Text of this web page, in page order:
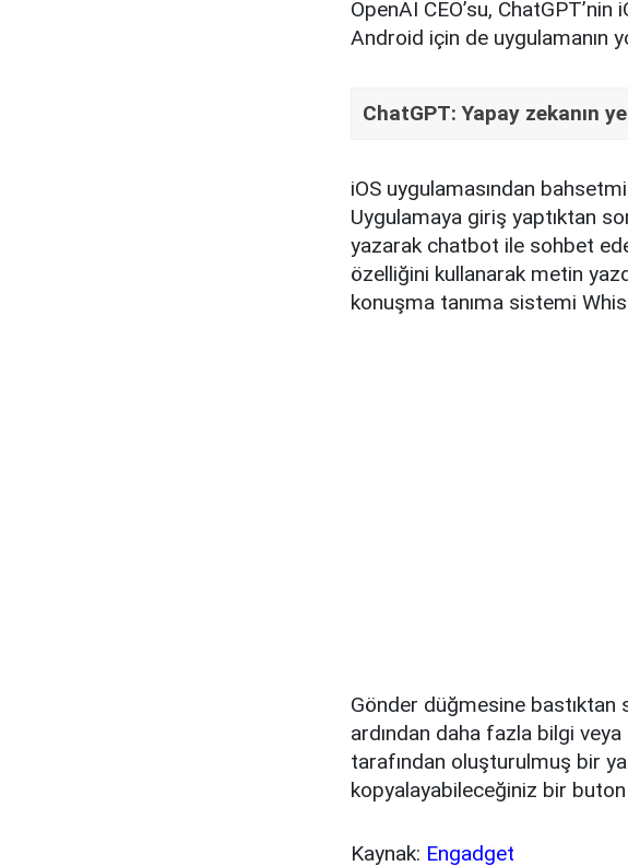
OpenAI CEO’su, ChatGPT’nin
Android için de uygulamanın
ChatGPT: Yapay zekanın
iOS uygulamasından
Uygulamaya giriş yaptıktan
yazarak chatbot ile sohbet
özelliğini kullanarak metin
konuşma tanıma sistemi
Gönder düğmesine bastıktan
ardından daha fazla bilgi
tarafından oluşturulmuş bir
kopyalayabileceğiniz bir
Kaynak: Engadget